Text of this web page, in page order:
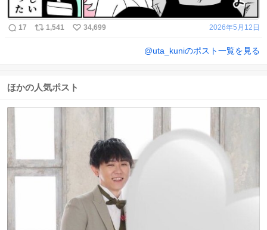
17 1,541 34,699 2026年5月12日
@uta_kuniのポスト一覧を見る
ほかの人気ポスト